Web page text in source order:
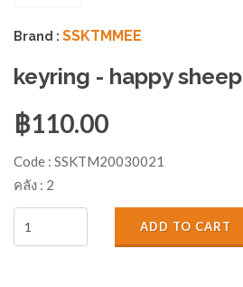
Brand : SSKTMMEE
keyring - happy sheep
฿110.00
Code : SSKTM20030021
คลัง : 2
ADD TO CART